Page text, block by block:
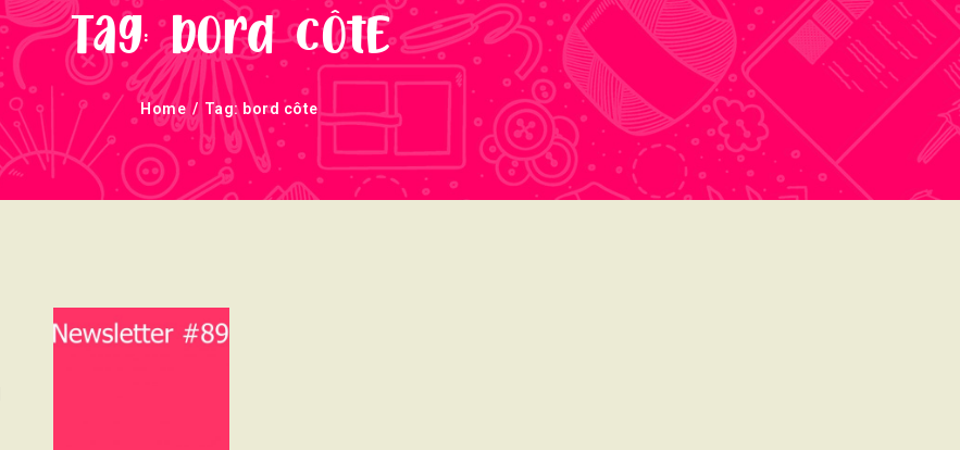
Tag: bord côte
Home Tag: bord côte
ÉVÈNEMENTS
INFOS
ÉVÈNEMENTS
NEWSLETTERS
CONTACT